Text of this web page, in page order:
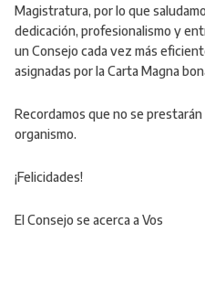
Magistratura, por lo que
dedicación, profesionalismo y
un Consejo cada vez más
asignadas por la Carta Magna
Recordamos que no se
organismo.
¡Felicidades!
El Consejo se acerca a Vos